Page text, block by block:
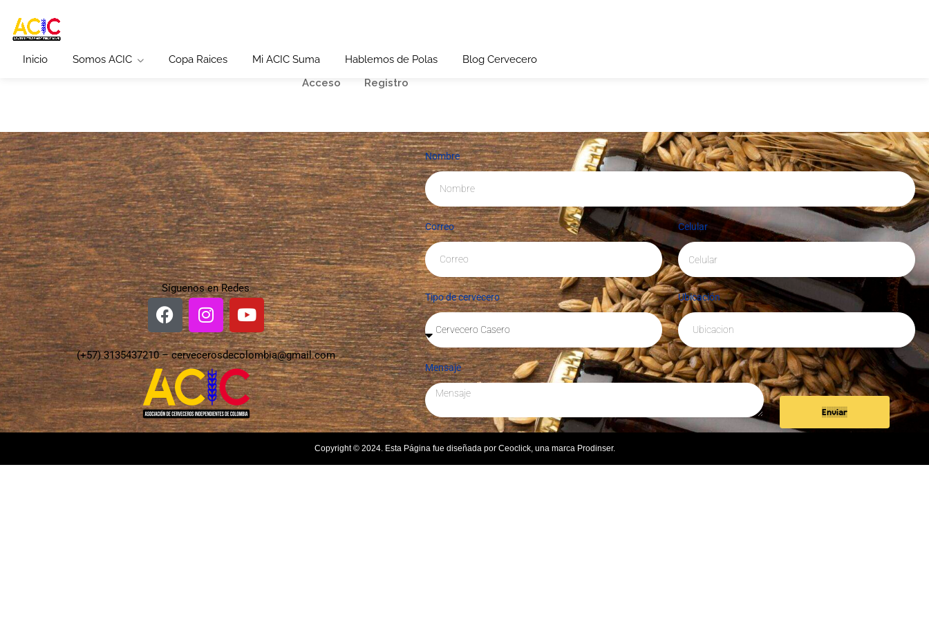
Inicio Somos ACIC Copa Raices Mi ACIC Suma Hablemos de Polas
Blog Cervecero
Acceso
Registro
Síguenos en Redes
(+57) 3135437210 –cervecerosdecolombia@gmail.com
Nombre
Correo Celular
Tipo de cervecero Ubicación
Mensaje
Enviar
Copyright © 2024. Esta Página fue diseñada por Ceoclick, una marca Prodinser.